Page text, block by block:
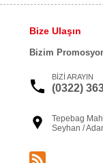
Bize Ulaşın
Bizim
BİZİ ARAYIN
(0322)
Tepebag
Seyhan /